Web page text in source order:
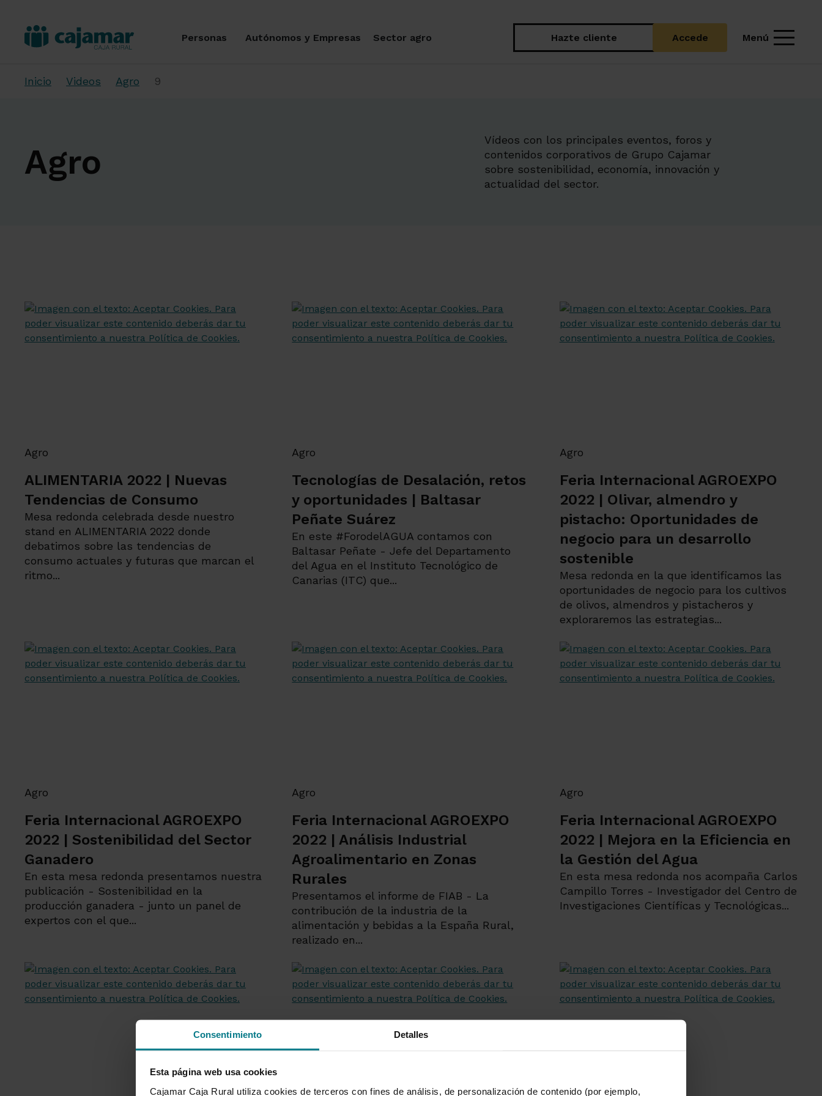
Consentimiento Detalles
Esta página web usa cookies
Cajamar Caja Rural utiliza cookies de terceros con fines de análisis, de personalización de contenido (por ejemplo,
Personas Autónomos y Empresas Sector agro Hazte cliente Accede Menú
Inicio Videos Agro 9
Agro
Vídeos con los principales eventos, foros y
contenidos corporativos de Grupo Cajamar
sobre sostenibilidad, economía, innovación y
actualidad del sector.
Agro
ALIMENTARIA 2022 | Nuevas
Tendencias de Consumo
Mesa redonda celebrada desde nuestro
stand en ALIMENTARIA 2022 donde
debatimos sobre las tendencias de
consumo actuales y futuras que marcan el
ritmo...
Agro
Tecnologías de Desalación, retos
y oportunidades | Baltasar
Peñate Suárez
En este #ForodelAGUA contamos con
Baltasar Peñate - Jefe del Departamento
del Agua en el Instituto Tecnológico de
Canarias (ITC) que...
Agro
Feria Internacional AGROEXPO
2022 | Olivar, almendro y
pistacho: Oportunidades de
negocio para un desarrollo
sostenible
Mesa redonda en la que identificamos las
oportunidades de negocio para los cultivos
de olivos, almendros y pistacheros y
exploraremos las estrategias...
Agro
Feria Internacional AGROEXPO
2022 | Sostenibilidad del Sector
Ganadero
En esta mesa redonda presentamos nuestra
publicación - Sostenibilidad en la
producción ganadera - junto un panel de
expertos con el que...
Agro
Feria Internacional AGROEXPO
2022 | Análisis Industrial
Agroalimentario en Zonas
Rurales
Presentamos el informe de FIAB - La
contribución de la industria de la
alimentación y bebidas a la España Rural,
realizado en...
Agro
Feria Internacional AGROEXPO
2022 | Mejora en la Eficiencia en
la Gestión del Agua
En esta mesa redonda nos acompaña Carlos
Campillo Torres - Investigador del Centro de
Investigaciones Científicas y Tecnológicas...